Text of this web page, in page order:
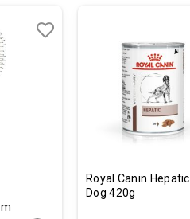
Royal Canin Hepatic
Dog 420g